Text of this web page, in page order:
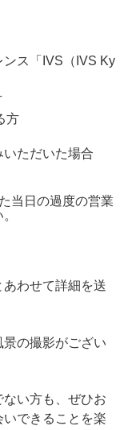
ス「IVS（ IVS Ky
方
ただいた場合
当日の過度の営業
わせて詳細を送
の撮影がござい
い方も、ぜひお
できることを楽